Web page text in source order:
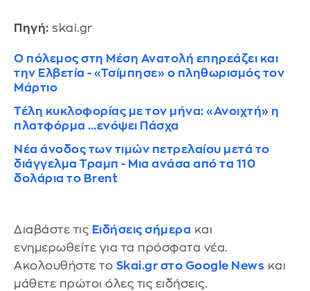
Πηγή: skai.gr
Ο πόλεμος στη Μέση Ανατολή επηρεάζει και
την Ελβετία - «Τσίμπησε» ο πληθωρισμός τον
Μάρτιο
Τέλη κυκλοφορίας με τον μήνα: «Ανοιχτή» η
πλατφόρμα …ενόψει Πάσχα
Νέα άνοδος των τιμών πετρελαίου μετά το
διάγγελμα Τραμπ - Μια ανάσα από τα 110
δολάρια το Brent
Διαβάστε τις Ειδήσεις σήμερα και
ενημερωθείτε για τα πρόσφατα νέα.
Ακολουθήστε το Skai.gr στο Google News και
μάθετε πρώτοι όλες τις ειδήσεις.